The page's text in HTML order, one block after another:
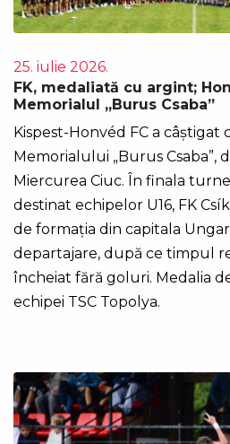
25. iulie 2026.
FK, medaliată cu argint;
Memorialul „Burus Csaba”
Kispest-Honvéd FC a câștigat
Memorialului „Burus Csaba”,
Miercurea Ciuc. În finala
destinat echipelor U16, FK
de formația din capitala
departajare, după ce timpul
încheiat fără goluri. Medalia
echipei TSC Topolya.